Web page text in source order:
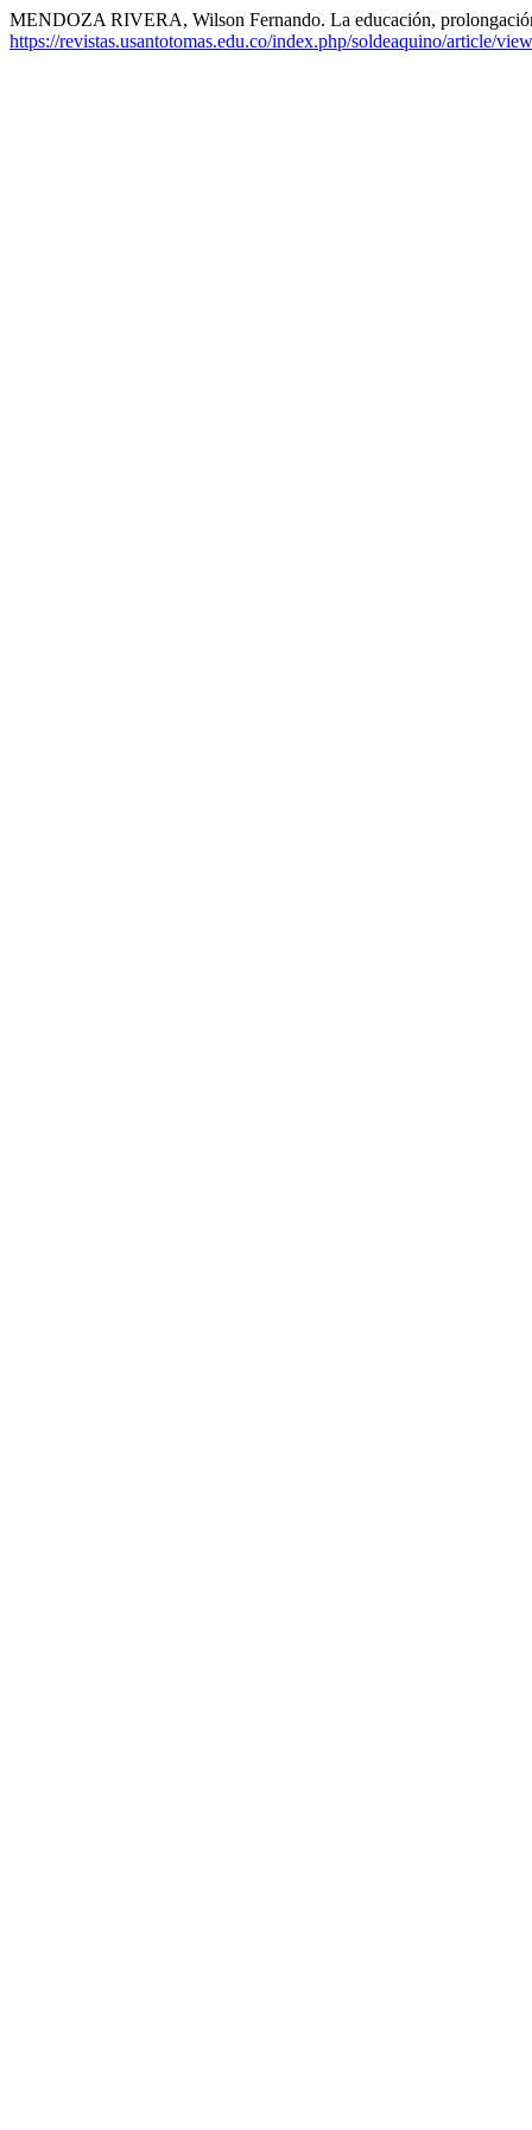
MENDOZA RIVERA, Wilson Fernando. La educación,
https://revistas.usantotomas.edu.co/index.php/soldeaquino/article/